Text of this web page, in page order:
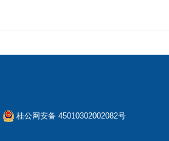
桂公网安备 45010302002082号